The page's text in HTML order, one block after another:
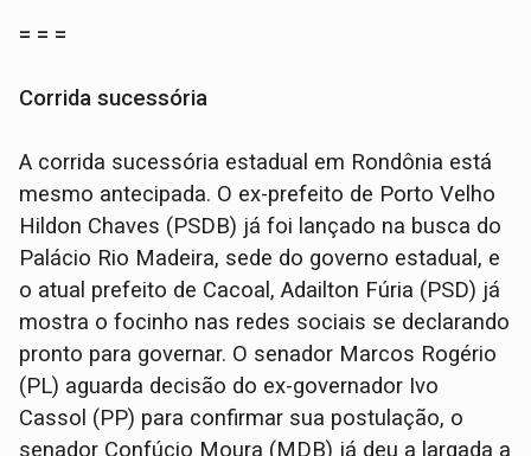
= = =
Corrida sucessória
A corrida sucessória estadual em Rondônia está
mesmo antecipada. O ex-prefeito de Porto Velho
Hildon Chaves (PSDB) já foi lançado na busca do
Palácio Rio Madeira, sede do governo estadual, e
o atual prefeito de Cacoal, Adailton Fúria (PSD) já
mostra o focinho nas redes sociais se declarando
pronto para governar. O senador Marcos Rogério
(PL) aguarda decisão do ex-governador Ivo
Cassol (PP) para confirmar sua postulação, o
senador Confúcio Moura (MDB) já deu a largada a